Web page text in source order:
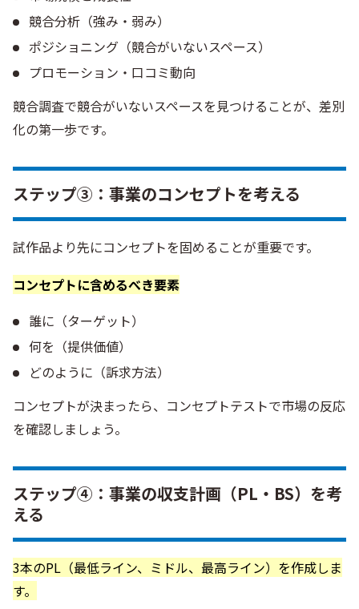
競合分析（強み・弱み）
ポジショニング（競合がいないスペース）
プロモーション・口コミ動向
競合調査で競合がいないスペースを見つけることが、差別
化の第一歩です。
ステップ③：事業のコンセプトを考える
試作品より先にコンセプトを固めることが重要です。
コンセプトに含めるべき要素
誰に（ターゲット）
何を（提供価値）
どのように（訴求方法）
コンセプトが決まったら、コンセプトテストで市場の反応
を確認しましょう。
ステップ④：事業の収支計画（PL・BS）を考
える
3本のPL（最低ライン、ミドル、最高ライン）を作成しま
す。